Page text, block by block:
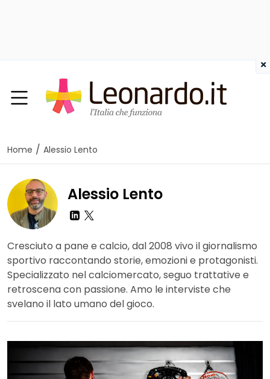
Home / Alessio Lento
Alessio Lento
Cresciuto a pane e calcio, dal 2008 vivo il giornalismo
sportivo raccontando storie, emozioni e protagonisti.
Specializzato nel calciomercato, seguo trattative e
retroscena con passione. Amo le interviste che
svelano il lato umano del gioco.
×